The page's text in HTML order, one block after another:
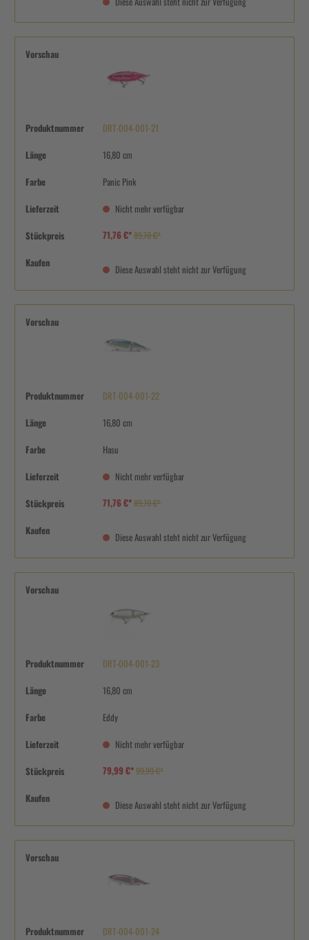
Vorschau
Produktnummer DRT-004-001-21
Länge 16,80 cm
Farbe Panic Pink
Lieferzeit Nicht mehr verfügbar
Stückpreis 71,76 €*89,70 €*
Kaufen
Diese Auswahl steht nicht zur Verfügung
Vorschau
Produktnummer DRT-004-001-22
Länge 16,80 cm
Farbe Hasu
Lieferzeit Nicht mehr verfügbar
Stückpreis 71,76 €*89,70 €*
Kaufen
Diese Auswahl steht nicht zur Verfügung
Vorschau
Produktnummer DRT-004-001-23
Länge 16,80 cm
Farbe Eddy
Lieferzeit Nicht mehr verfügbar
Stückpreis 79,99 €*99,99 €*
Kaufen
Diese Auswahl steht nicht zur Verfügung
Vorschau
Produktnummer DRT-004-001-24